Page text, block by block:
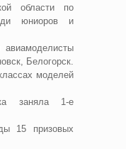
области по
юниоров и
авиамоделисты
Белогорск.
моделей
заняла 1-е
15 призовых